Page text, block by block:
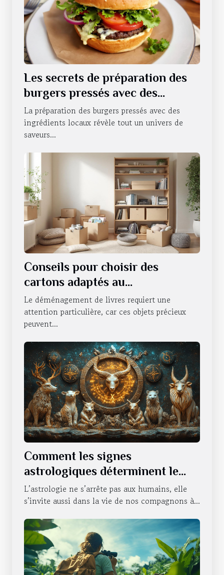
Les secrets de préparation des
burgers pressés avec des
ingrédients locaux
La préparation des burgers pressés avec des
ingrédients locaux révèle tout un univers de
saveurs...
Conseils pour choisir des
cartons adaptés au
déménagement de livres
Le déménagement de livres requiert une
attention particulière, car ces objets précieux
peuvent...
Comment les signes
astrologiques déterminent le
caractère de nos animaux
domestiques
L’astrologie ne s’arrête pas aux humains, elle
s’invite aussi dans la vie de nos compagnons à...